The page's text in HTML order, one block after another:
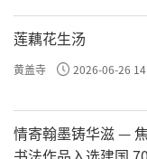
心，进佛堂的
有众生都是我
修行。”出佛堂
人三百万，还
了，菩提心瘪
莲藕花生汤
黄盖寺 2026-06-26
情寄翰墨铸华滋 — 焦作籍书法家马玉河